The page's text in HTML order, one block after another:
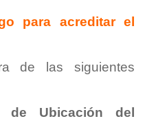
para acreditar el
de las siguientes
de Ubicación del